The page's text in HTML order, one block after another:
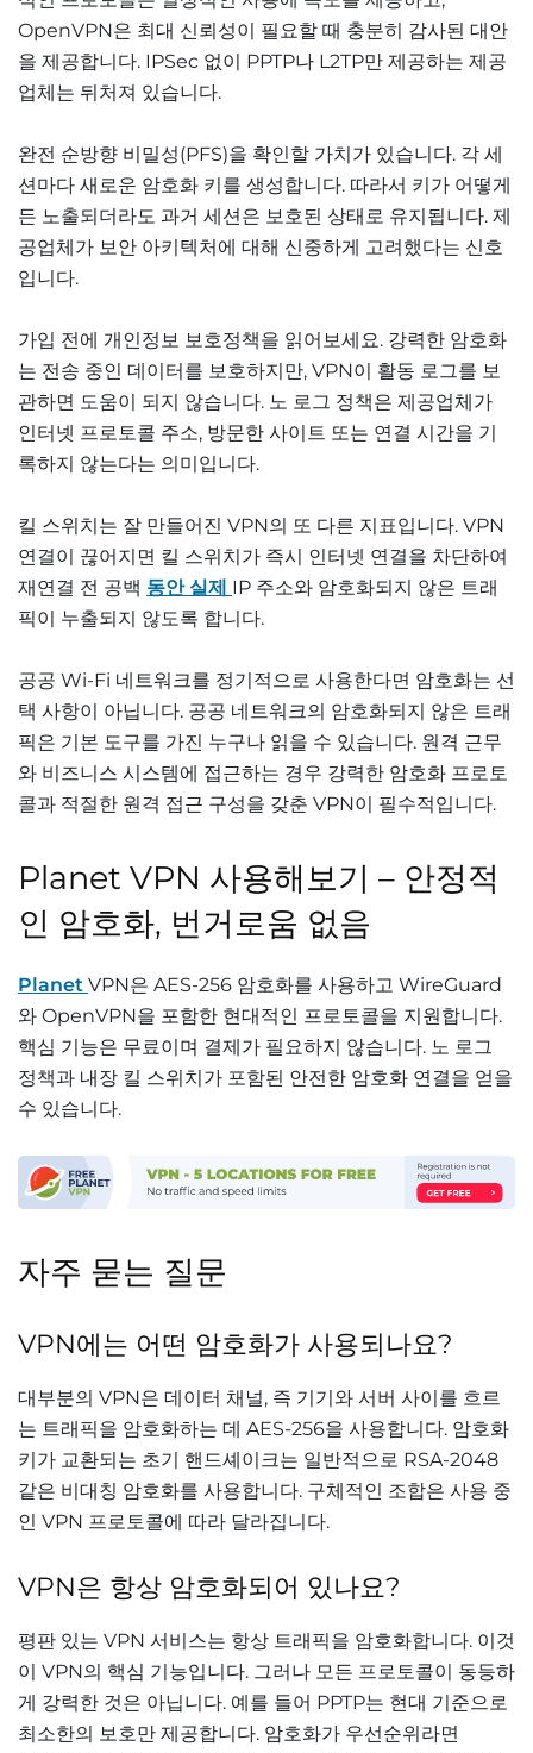
OpenVPN은 최대 신뢰성이 필요할 때 충분히 감사된 대안
을 제공합니다. IPSec 없이 PPTP나 L2TP만 제공하는 제공
업체는 뒤처져 있습니다.
완전 순방향 비밀성(PFS)을 확인할 가치가 있습니다. 각 세
션마다 새로운 암호화 키를 생성합니다. 따라서 키가 어떻게
든 노출되더라도 과거 세션은 보호된 상태로 유지됩니다. 제
공업체가 보안 아키텍처에 대해 신중하게 고려했다는 신호
입니다.
가입 전에 개인정보 보호정책을 읽어보세요. 강력한 암호화
는 전송 중인 데이터를 보호하지만, VPN이 활동 로그를 보
관하면 도움이 되지 않습니다. 노 로그 정책은 제공업체가
인터넷 프로토콜 주소, 방문한 사이트 또는 연결 시간을 기
록하지 않는다는 의미입니다.
킬 스위치는 잘 만들어진 VPN의 또 다른 지표입니다. VPN
연결이 끊어지면 킬 스위치가 즉시 인터넷 연결을 차단하여
재연결 전 공백 동안 실제 IP 주소와 암호화되지 않은 트래
픽이 누출되지 않도록 합니다.
공공 Wi-Fi 네트워크를 정기적으로 사용한다면 암호화는 선
택 사항이 아닙니다. 공공 네트워크의 암호화되지 않은 트래
픽은 기본 도구를 가진 누구나 읽을 수 있습니다. 원격 근무
와 비즈니스 시스템에 접근하는 경우 강력한 암호화 프로토
콜과 적절한 원격 접근 구성을 갖춘 VPN이 필수적입니다.
Planet VPN 사용해보기 – 안정적
인 암호화, 번거로움 없음
Planet VPN은 AES-256 암호화를 사용하고 WireGuard
와 OpenVPN을 포함한 현대적인 프로토콜을 지원합니다.
핵심 기능은 무료이며 결제가 필요하지 않습니다. 노 로그
정책과 내장 킬 스위치가 포함된 안전한 암호화 연결을 얻을
수 있습니다.
자주 묻는 질문
VPN에는 어떤 암호화가 사용되나요?
대부분의 VPN은 데이터 채널, 즉 기기와 서버 사이를 흐르
는 트래픽을 암호화하는 데 AES-256을 사용합니다. 암호화
키가 교환되는 초기 핸드셰이크는 일반적으로 RSA-2048
같은 비대칭 암호화를 사용합니다. 구체적인 조합은 사용 중
인 VPN 프로토콜에 따라 달라집니다.
VPN은 항상 암호화되어 있나요?
평판 있는 VPN 서비스는 항상 트래픽을 암호화합니다. 이것
이 VPN의 핵심 기능입니다. 그러나 모든 프로토콜이 동등하
게 강력한 것은 아닙니다. 예를 들어 PPTP는 현대 기준으로
최소한의 보호만 제공합니다. 암호화가 우선순위라면